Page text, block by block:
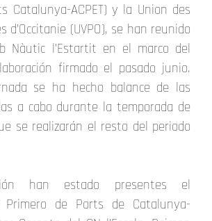
Catalunya-ACPET) y la Union des
d’Occitanie (UVPO), se han reunido
Nàutic l’Estartit en el marco del
firmado el pasado junio.
se ha hecho balance de las
a cabo durante la temporada de
se realizarán el resto del periodo
han estado presentes el
Primero de Ports de Catalunya-